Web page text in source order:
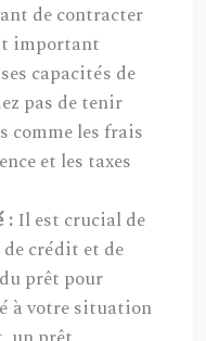
de contracter
important
capacités de
pas de tenir
comme les frais
et les taxes
: Il est crucial de
crédit et de
prêt pour
à votre situation